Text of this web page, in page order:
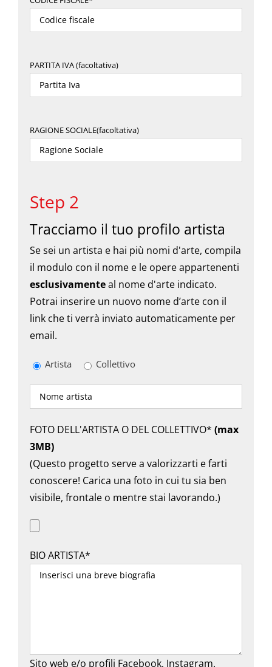
PARTITA IVA (facoltativa)
RAGIONE SOCIALE(facoltativa)
Step 2
Tracciamo il tuo profilo artista
Se sei un artista e hai più nomi d'arte, compila
il modulo con il nome e le opere appartenenti
esclusivamenteal nome d'arte indicato.
Potrai inserire un nuovo nome d’arte con il
link che ti verrà inviato automaticamente per
email.
Artista Collettivo
FOTO DELL'ARTISTA O DEL COLLETTIVO*(max
3MB)
(Questo progetto serve a valorizzarti e farti
conoscere! Carica una foto in cui tu sia ben
visibile, frontale o mentre stai lavorando.)
BIO ARTISTA*
Sito web e/o profili Facebook, Instagram.